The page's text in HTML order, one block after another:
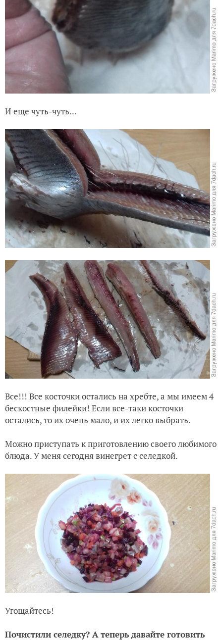
И еще чуть-чуть...
Все!!! Все косточки остались на хребте, а мы имеем 4
бескостные филейки! Если все-таки косточки
остались, то их очень мало, и их легко выбрать.
Можно приступать к приготовлению своего любимого
блюда. У меня сегодня винегрет с селедкой.
Угощайтесь!
Почистили селедку? А теперь давайте готовить